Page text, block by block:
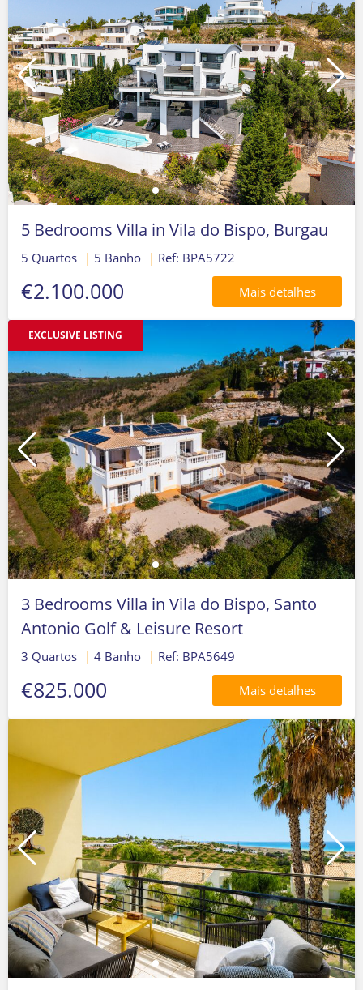
5 Bedrooms Villa in Vila do Bispo, Burgau
5 Quartos | 5 Banho | Ref: BPA5722
€2.100.000 Mais detalhes
EXCLUSIVE LISTING
3 Bedrooms Villa in Vila do Bispo, Santo
Antonio Golf & Leisure Resort
3 Quartos | 4 Banho | Ref: BPA5649
€825.000 Mais detalhes